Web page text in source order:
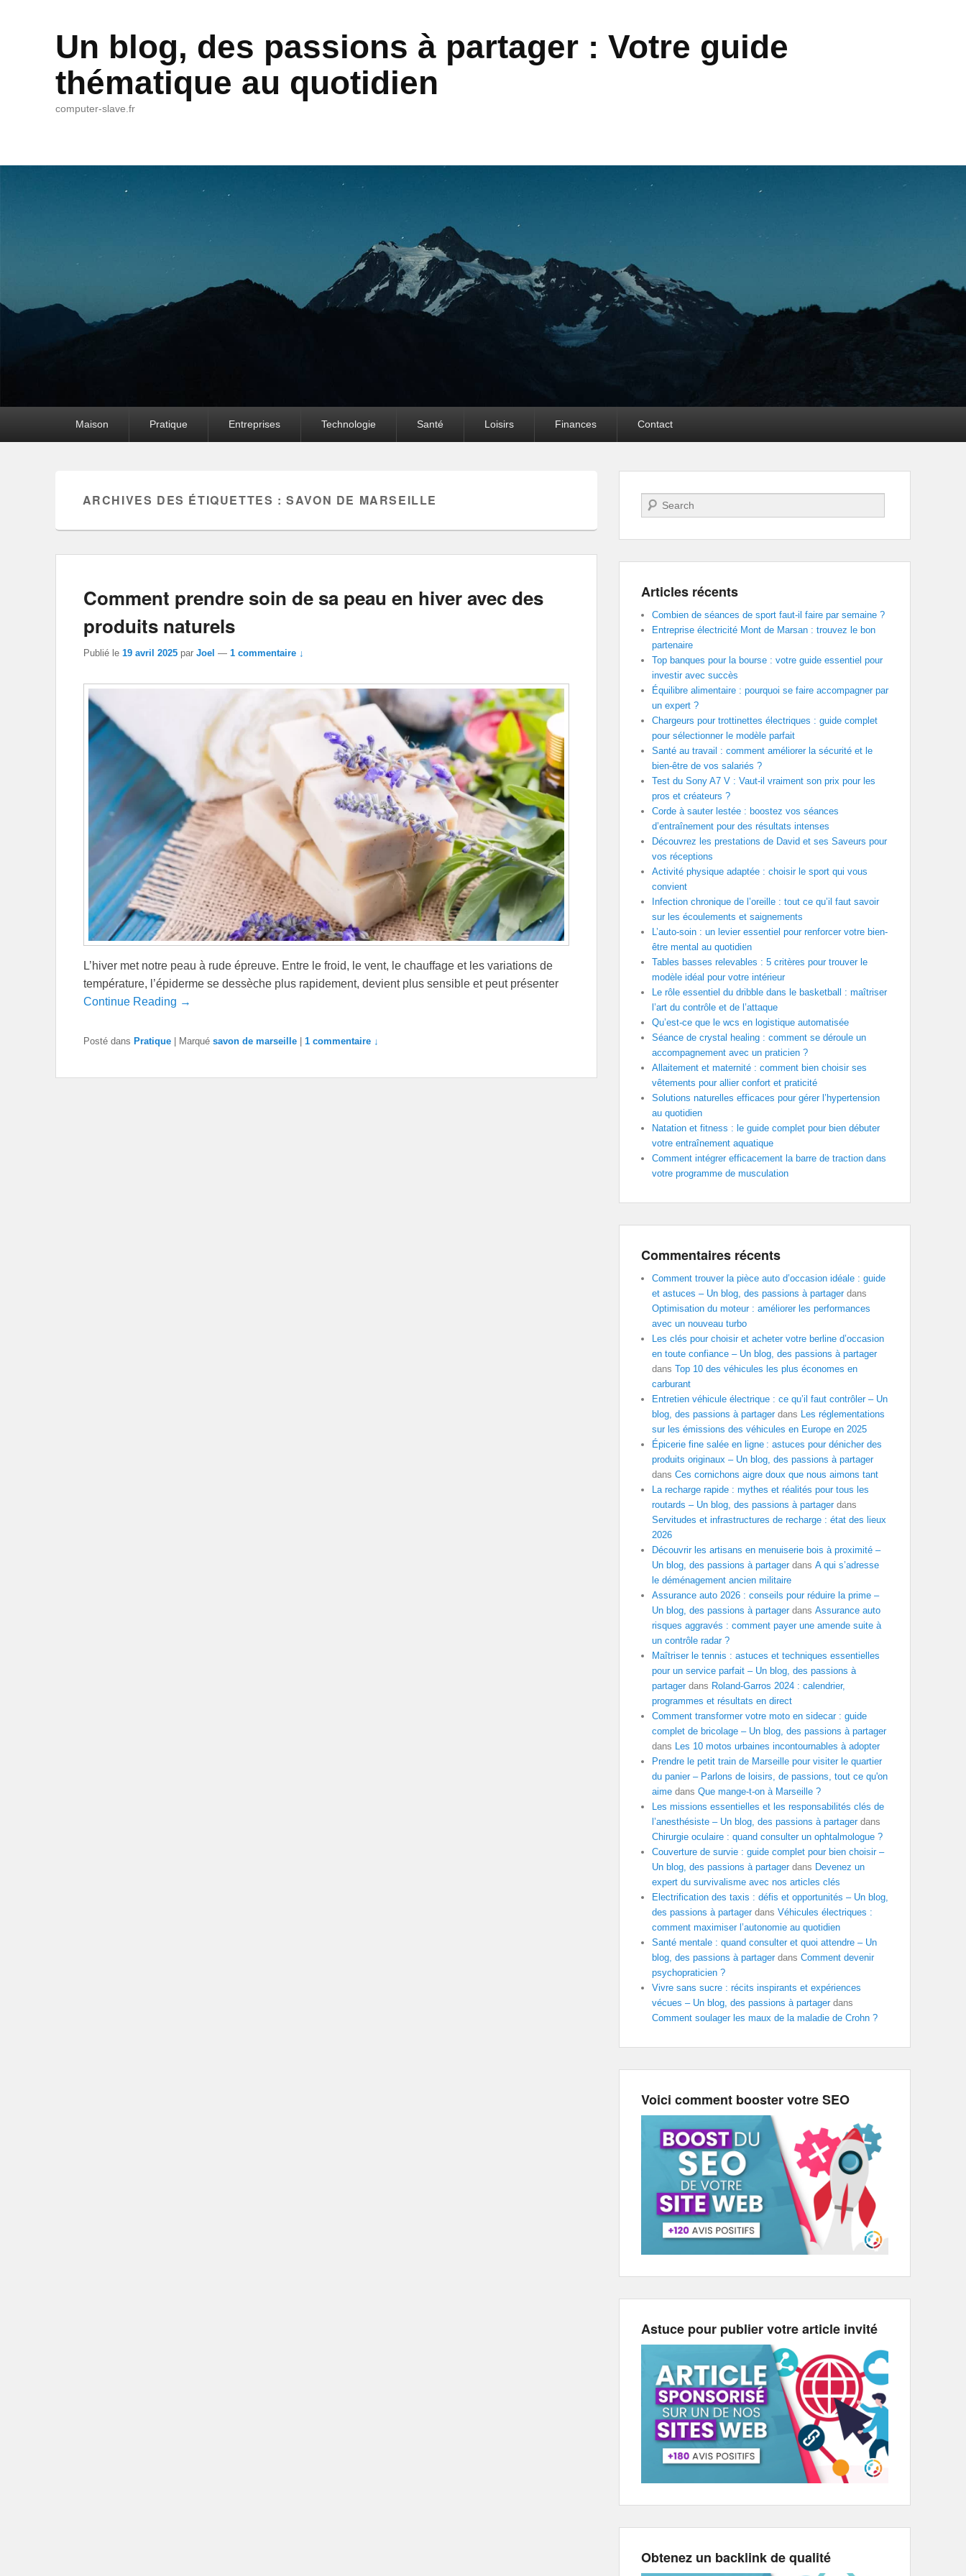
Un blog, des passions à partager : Votre guide
thématique au quotidien
computer-slave.fr
Maison Pratique Entreprises Technologie Santé Loisirs Finances Contact
ARCHIVES DES ÉTIQUETTES :SAVON DE MARSEILLE
Comment prendre soin de sa peau en hiver avec des
produits naturels
Publié le 19 avril 2025 par Joel — 1 commentaire ↓
L’hiver met notre peau à rude épreuve. Entre le froid, le vent, le chauffage et les variations de
température, l’épiderme se dessèche plus rapidement, devient plus sensible et peut présenter
Continue Reading →
Posté dans Pratique Marqué savon de marseille 1 commentaire ↓
Recherche
Articles récents
Combien de séances de sport faut-il faire par semaine ?
Entreprise électricité Mont de Marsan : trouvez le bon
partenaire
Top banques pour la bourse : votre guide essentiel pour
investir avec succès
Équilibre alimentaire : pourquoi se faire accompagner par
un expert ?
Chargeurs pour trottinettes électriques : guide complet
pour sélectionner le modèle parfait
Santé au travail : comment améliorer la sécurité et le
bien-être de vos salariés ?
Test du Sony A7 V : Vaut-il vraiment son prix pour les
pros et créateurs ?
Corde à sauter lestée : boostez vos séances
d’entraînement pour des résultats intenses
Découvrez les prestations de David et ses Saveurs pour
vos réceptions
Activité physique adaptée : choisir le sport qui vous
convient
Infection chronique de l’oreille : tout ce qu’il faut savoir
sur les écoulements et saignements
L’auto-soin : un levier essentiel pour renforcer votre bien-
être mental au quotidien
Tables basses relevables : 5 critères pour trouver le
modèle idéal pour votre intérieur
Le rôle essentiel du dribble dans le basketball : maîtriser
l’art du contrôle et de l’attaque
Qu’est-ce que le wcs en logistique automatisée
Séance de crystal healing : comment se déroule un
accompagnement avec un praticien ?
Allaitement et maternité : comment bien choisir ses
vêtements pour allier confort et praticité
Solutions naturelles efficaces pour gérer l’hypertension
au quotidien
Natation et fitness : le guide complet pour bien débuter
votre entraînement aquatique
Comment intégrer efficacement la barre de traction dans
votre programme de musculation
Commentaires récents
Comment trouver la pièce auto d’occasion idéale : guide
et astuces – Un blog, des passions à partagerdans
Optimisation du moteur : améliorer les performances
avec un nouveau turbo
Les clés pour choisir et acheter votre berline d’occasion
en toute confiance – Un blog, des passions à partager
dans Top 10 des véhicules les plus économes en
carburant
Entretien véhicule électrique : ce qu’il faut contrôler – Un
blog, des passions à partagerdans Les réglementations
sur les émissions des véhicules en Europe en 2025
Épicerie fine salée en ligne : astuces pour dénicher des
produits originaux – Un blog, des passions à partager
dans Ces cornichons aigre doux que nous aimons tant
La recharge rapide : mythes et réalités pour tous les
routards – Un blog, des passions à partagerdans
Servitudes et infrastructures de recharge : état des lieux
2026
Découvrir les artisans en menuiserie bois à proximité –
Un blog, des passions à partagerdans A qui s’adresse
le déménagement ancien militaire
Assurance auto 2026 : conseils pour réduire la prime –
Un blog, des passions à partagerdans Assurance auto
risques aggravés : comment payer une amende suite à
un contrôle radar ?
Maîtriser le tennis : astuces et techniques essentielles
pour un service parfait – Un blog, des passions à
partagerdans Roland-Garros 2024 : calendrier,
programmes et résultats en direct
Comment transformer votre moto en sidecar : guide
complet de bricolage – Un blog, des passions à partager
dans Les 10 motos urbaines incontournables à adopter
Prendre le petit train de Marseille pour visiter le quartier
du panier – Parlons de loisirs, de passions, tout ce qu'on
aime dans Que mange-t-on à Marseille ?
Les missions essentielles et les responsabilités clés de
l’anesthésiste – Un blog, des passions à partagerdans
Chirurgie oculaire : quand consulter un ophtalmologue ?
Couverture de survie : guide complet pour bien choisir –
Un blog, des passions à partagerdans Devenez un
expert du survivalisme avec nos articles clés
Electrification des taxis : défis et opportunités – Un blog,
des passions à partagerdans Véhicules électriques :
comment maximiser l’autonomie au quotidien
Santé mentale : quand consulter et quoi attendre – Un
blog, des passions à partagerdans Comment devenir
psychopraticien ?
Vivre sans sucre : récits inspirants et expériences
vécues – Un blog, des passions à partagerdans
Comment soulager les maux de la maladie de Crohn ?
Voici comment booster votre SEO
Astuce pour publier votre article invité
Obtenez un backlink de qualité